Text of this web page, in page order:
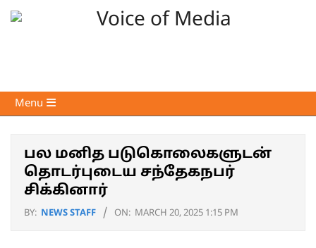
Skip
Voice
of
Primary
Navigation
Menu
பல மனித படுகொலைகளுடன்
தொடர்புடைய சந்தேகநபர்
சிக்கினார்
BY: NEWS STAFF ON: MARCH 20, 2025 1:15 PM